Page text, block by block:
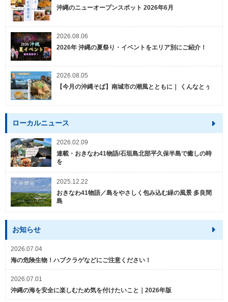
沖縄のニューオープンスポット 2026年6月
2026.08.06
2026年 沖縄の夏祭り・イベントをエリア別にご紹介！
2026.08.05
【今月の沖縄そば】南城市の潮風とともに｜ くんなとぅ
ローカルニュース
2026.02.09
連載・おきなわ41物語/石垣島北部平久保半島で癒しの時
を
2025.12.22
おきなわ41物語／島をやさしく包み込む緑の風景 多良間
島
お知らせ
2026.07.04
海の危険生物！ハブクラゲなどにご注意ください！
2026.07.01
沖縄の海を安全に楽しむため気を付けたいこと｜2026年版